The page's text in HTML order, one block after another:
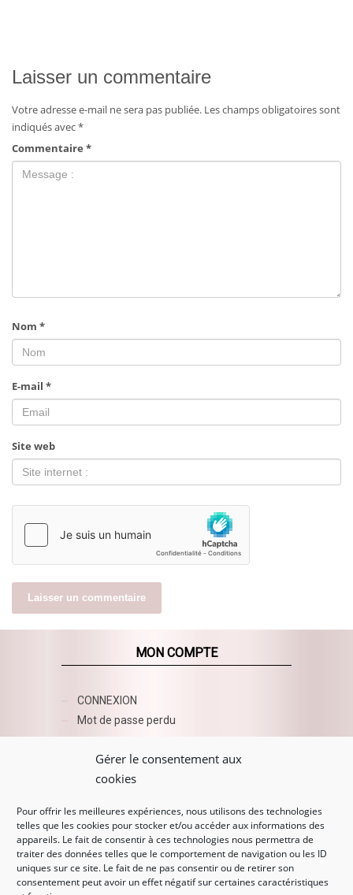
Gérer le consentement aux
cookies
Pour offrir les meilleures expériences, nous utilisons des technologies
telles que les cookies pour stocker et/ou accéder aux informations des
appareils. Le fait de consentir à ces technologies nous permettra de
traiter des données telles que le comportement de navigation ou les ID
uniques sur ce site. Le fait de ne pas consentir ou de retirer son
consentement peut avoir un effet négatif sur certaines caractéristiques
Laisser un commentaire
Votre adresse e-mail ne sera pas publiée. Les champs obligatoires sont
indiqués avec*
Commentaire *
Nom *
E-mail *
Site web
MON COMPTE
CONNEXION
Mot de passe perdu
AZUR BEAUTY ESHOP